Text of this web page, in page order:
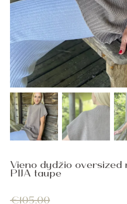
Vieno dydžio oversized
PIJA taupe
€105.00